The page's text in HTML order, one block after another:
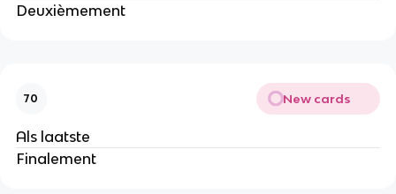
Deuxièmement
70 New cards
Als laatste
Finalement